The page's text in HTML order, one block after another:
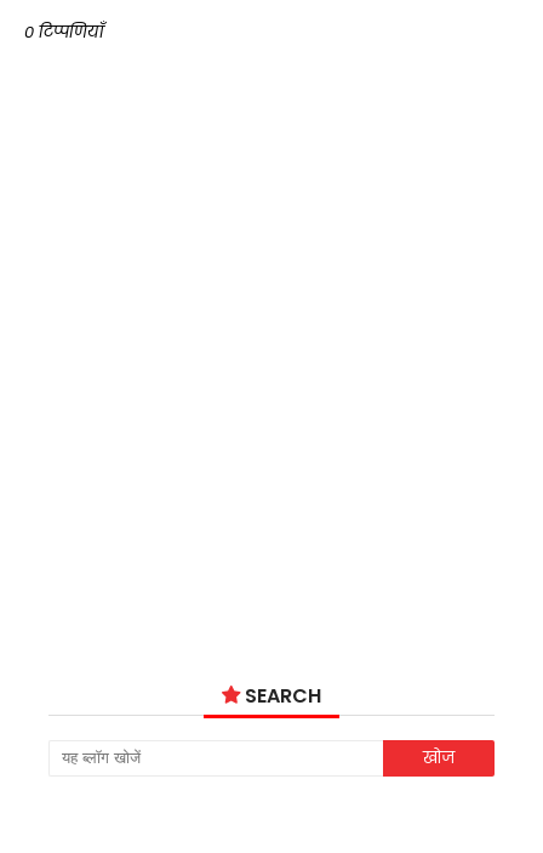
0 टिप्पणियाँ
SEARCH